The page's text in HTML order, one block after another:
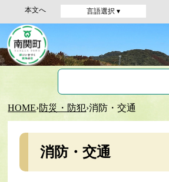
本文へ 言語選択 ▾
HOME›防災・防犯›消防・交通
消防・交通